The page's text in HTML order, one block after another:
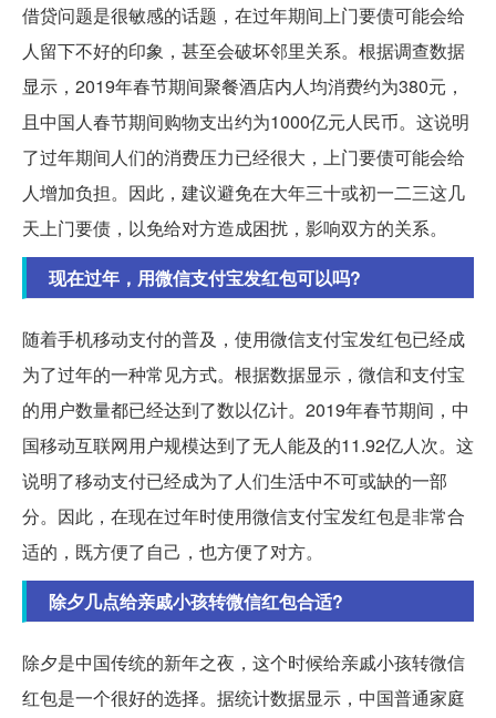
借贷问题是很敏感的话题，在过年期间上门要债可能会给
人留下不好的印象，甚至会破坏邻里关系。根据调查数据
显示，2019年春节期间聚餐酒店内人均消费约为380元，
且中国人春节期间购物支出约为1000亿元人民币。这说明
了过年期间人们的消费压力已经很大，上门要债可能会给
人增加负担。因此，建议避免在大年三十或初一二三这几
天上门要债，以免给对方造成困扰，影响双方的关系。
现在过年，用微信支付宝发红包可以吗?
随着手机移动支付的普及，使用微信支付宝发红包已经成
为了过年的一种常见方式。根据数据显示，微信和支付宝
的用户数量都已经达到了数以亿计。2019年春节期间，中
国移动互联网用户规模达到了无人能及的11.92亿人次。这
说明了移动支付已经成为了人们生活中不可或缺的一部
分。因此，在现在过年时使用微信支付宝发红包是非常合
适的，既方便了自己，也方便了对方。
除夕几点给亲戚小孩转微信红包合适?
除夕是中国传统的新年之夜，这个时候给亲戚小孩转微信
红包是一个很好的选择。据统计数据显示，中国普通家庭